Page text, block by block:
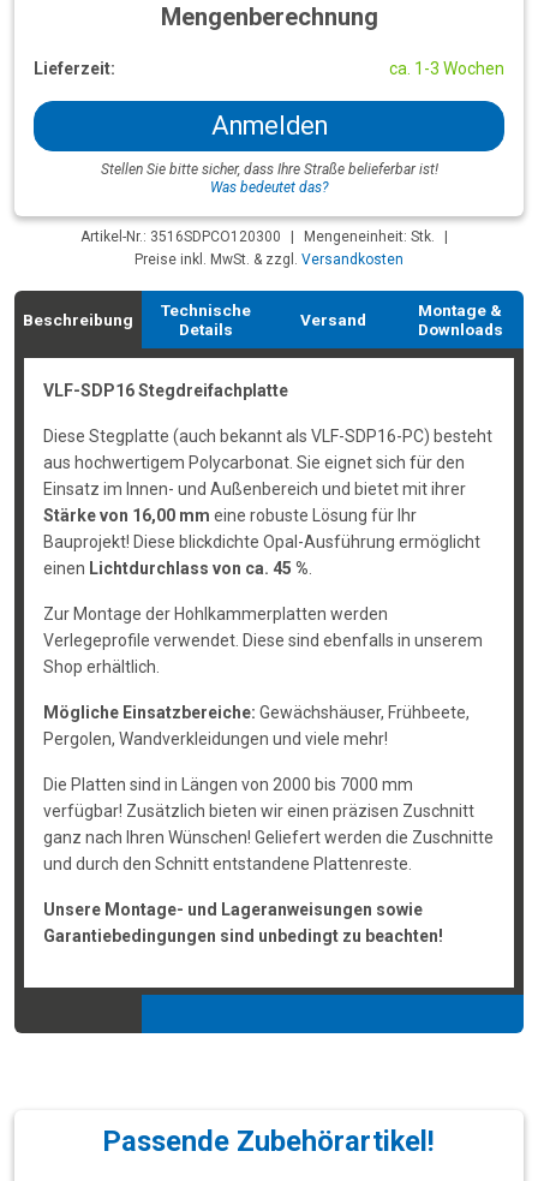
Mengenberechnung
Lieferzeit: ca. 1-3 Wochen
Anmelden
Stellen Sie bitte sicher, dass Ihre Straße belieferbar ist!
Was bedeutet das?
Artikel-Nr.: 3516SDPCO120300 Mengeneinheit: Stk.
Preise inkl. MwSt. & zzgl. Versandkosten
Beschreibung
Technische
Details
Versand
Montage &
Downloads
VLF-SDP16 Stegdreifachplatte
Diese Stegplatte (auch bekannt als VLF-SDP16-PC) besteht
aus hochwertigem Polycarbonat. Sie eignet sich für den
Einsatz im Innen- und Außenbereich und bietet mit ihrer
Stärke von 16,00 mm eine robuste Lösung für Ihr
Bauprojekt! Diese blickdichte Opal-Ausführung ermöglicht
einen Lichtdurchlass von ca. 45 %
Zur Montage der Hohlkammerplatten werden
Verlegeprofile verwendet. Diese sind ebenfalls in unserem
Shop erhältlich.
Mögliche Einsatzbereiche: Gewächshäuser, Frühbeete,
Pergolen, Wandverkleidungen und viele mehr!
Die Platten sind in Längen von 2000 bis 7000 mm
verfügbar! Zusätzlich bieten wir einen präzisen Zuschnitt
ganz nach Ihren Wünschen! Geliefert werden die Zuschnitte
und durch den Schnitt entstandene Plattenreste.
Unsere Montage- und Lageranweisungen sowie
Garantiebedingungen sind unbedingt zu beachten!
Passende Zubehörartikel!